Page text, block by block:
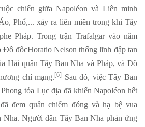
chiến giữa Napoléon và Liên minh
Phổ,... xảy ra liên miên trong khi Tây
Pháp. Trong trận Trafalgar vào năm
Đô đốcHoratio Nelson thống lĩnh đập tan
Hải quân Tây Ban Nha và Pháp, và Đô
chí mạng. [6]
Sau đó, việc Tây Ban
tỏa Lục địa đã khiến Napoléon hết
đem quân chiếm đóng và hạ bệ vua
Nha. Người dân Tây Ban Nha phản ứng